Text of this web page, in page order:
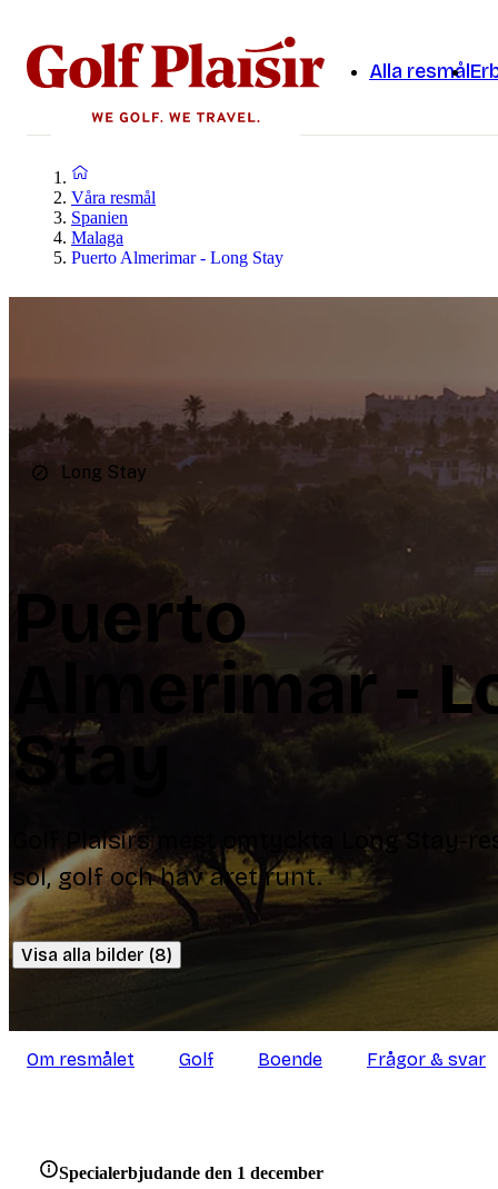
Alla resmål
Våra resmål
Spanien
Malaga
Puerto Almerimar - Long Stay
Long Stay
Puerto
Almerimar -
Stay
Golf Plaisirs mest omtyckta Long Stay-
sol, golf och hav året runt.
Visa alla bilder (8)
Om resmålet Golf Boende Frågor & svar
Specialerbjudande den 1 december